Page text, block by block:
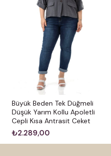
Büyük Beden Tek Düğmeli
Düşük Yarım Kollu Apoletli
Cepli Kısa Antrasit Ceket
₺2.289,00